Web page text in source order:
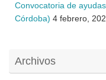
Convocatoria de
Córdoba) 4 febrero,
Archivos